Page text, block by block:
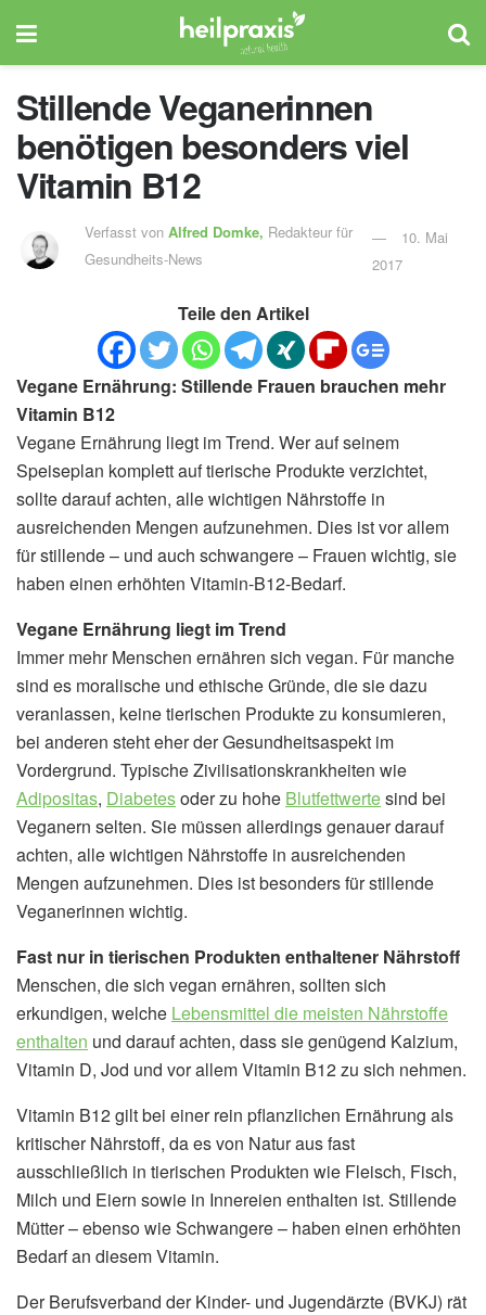
Stillende Veganerinnen
benötigen besonders viel
Vitamin B12
Verfasst vonAlfred Domke, Redakteur für
Gesundheits-News
10. Mai
2017
Teile den Artikel
Vegane Ernährung: Stillende Frauen brauchen mehr
Vitamin B12
Vegane Ernährung liegt im Trend. Wer auf seinem
Speiseplan komplett auf tierische Produkte verzichtet,
sollte darauf achten, alle wichtigen Nährstoffe in
ausreichenden Mengen aufzunehmen. Dies ist vor allem
für stillende – und auch schwangere – Frauen wichtig, sie
haben einen erhöhten Vitamin-B12-Bedarf.
Vegane Ernährung liegt im Trend
Immer mehr Menschen ernähren sich vegan. Für manche
sind es moralische und ethische Gründe, die sie dazu
veranlassen, keine tierischen Produkte zu konsumieren,
bei anderen steht eher der Gesundheitsaspekt im
Vordergrund. Typische Zivilisationskrankheiten wie
Adipositas, Diabetesoder zu hohe Blutfettwertesind bei
Veganern selten. Sie müssen allerdings genauer darauf
achten, alle wichtigen Nährstoffe in ausreichenden
Mengen aufzunehmen. Dies ist besonders für stillende
Veganerinnen wichtig.
Fast nur in tierischen Produkten enthaltener Nährstoff
Menschen, die sich vegan ernähren, sollten sich
erkundigen, welche Lebensmittel die meisten Nährstoffe
enthalten und darauf achten, dass sie genügend Kalzium,
Vitamin D, Jod und vor allem Vitamin B12 zu sich nehmen.
Vitamin B12 gilt bei einer rein pflanzlichen Ernährung als
kritischer Nährstoff, da es von Natur aus fast
ausschließlich in tierischen Produkten wie Fleisch, Fisch,
Milch und Eiern sowie in Innereien enthalten ist. Stillende
Mütter – ebenso wie Schwangere – haben einen erhöhten
Bedarf an diesem Vitamin.
Der Berufsverband der Kinder- und Jugendärzte (BVKJ) rät